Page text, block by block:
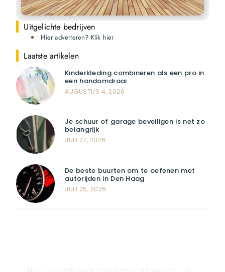
Uitgelichte bedrijven
Hier adverteren? Klik hier
Laatste artikelen
Kinderkleding combineren als een pro in
een handomdraai
AUGUSTUS 4, 2026
Je schuur of garage beveiligen is net zo
belangrijk
JULI 27, 2026
De beste buurten om te oefenen met
autorijden in Den Haag
JULI 25, 2026